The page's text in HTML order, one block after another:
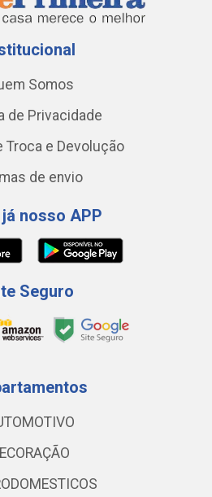
Somos
de Privacidade
Troca e Devolução
de envio
nosso APP
Seguro